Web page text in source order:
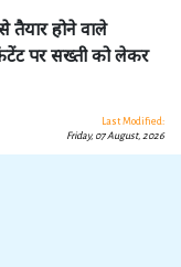
तैयार होने वाले
पर सख्ती को लेकर
Last Modified:
Friday, 07 August, 2026